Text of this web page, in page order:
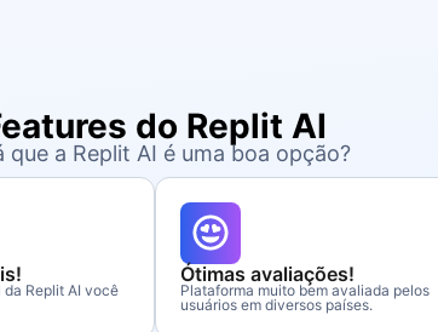
do Replit AI
que a Replit AI é uma boa opção?
Replit AI você
Ótimas avaliações!
Plataforma muito bem avaliada pelos
usuários em diversos países.